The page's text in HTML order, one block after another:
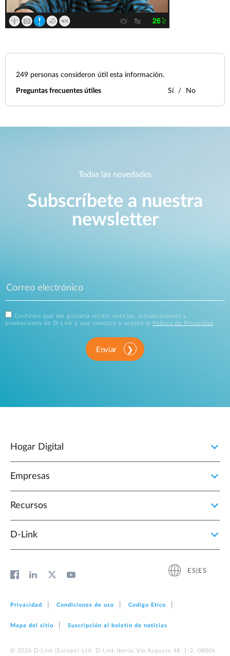
249 personas consideron útil esta información.
Preguntas frecuentes útiles Sí No
Todas las novedades
Subscríbete a nuestra
newsletter
Confirmo que me gustaría recibir noticias, actualizaciones y
promociones de D-Link y que conozco y acepto la
Política de Privacidad .
Enviar
Hogar Digital
Empresas
Recursos
D‑Link
ES|ES
Privacidad Condiciones de uso Codigo Etico
Mapa del sitio Suscripción al boletín de noticias
© 2026 D‑Link (Europe) Ltd. D-Link Iberia, Via Augusta 48, 1-2. 08006